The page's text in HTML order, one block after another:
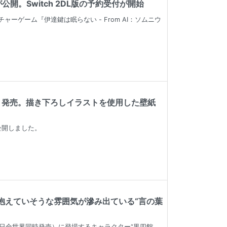
開。Switch 2DL版の予約受付が開始
ーゲーム『伊達鍵は眠らない - From AI：ソムニウ
売。描き下ろしイラストを使用した壁紙
しました。
ていそうな雰囲気が滲み出ている“言の葉